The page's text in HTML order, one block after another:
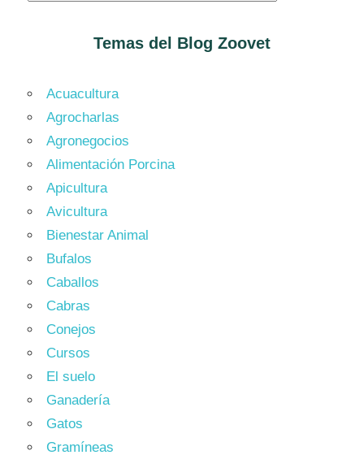
Temas del Blog Zoovet
Acuacultura
Agrocharlas
Agronegocios
Alimentación Porcina
Apicultura
Avicultura
Bienestar Animal
Bufalos
Caballos
Cabras
Conejos
Cursos
El suelo
Ganadería
Gatos
Gramíneas